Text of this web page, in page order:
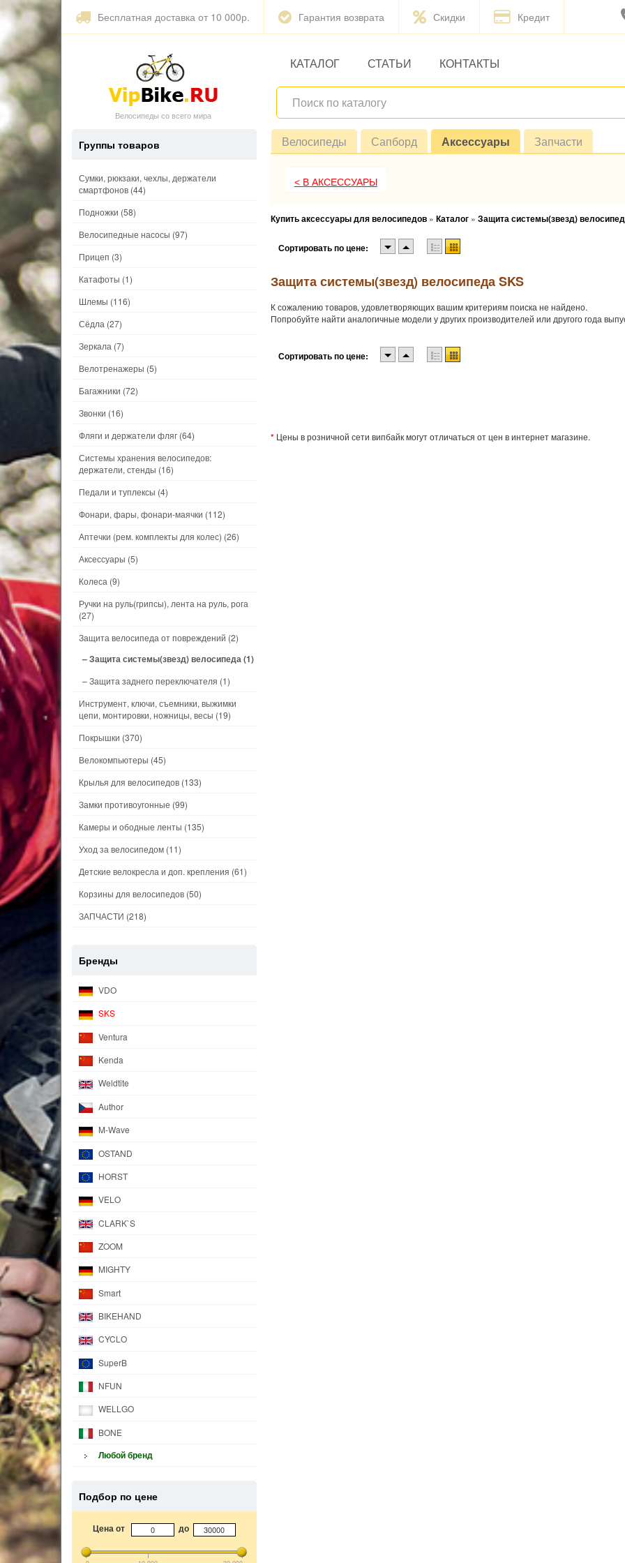
Бесплатная доставка от 10 000р. Гарантия возврата Скидки Кредит
Велосипеды со всего мира
КАТАЛОГ СТАТЬИ КОНТАКТЫ
Велосипеды Сапборд Аксессуары Запчасти
< В АКСЕССУАРЫ
Купить аксессуары для велосипедов » Каталог » Защита системы(звезд)
Сортировать по цене:
Защита системы(звезд) велосипеда SKS
К сожалению товаров, удовлетворяющих вашим критериям поиска не найдено.
Попробуйте найти аналогичные модели у других производителей или другого года
Сортировать по цене:
* Цены в розничной сети випбайк могут отличаться от цен в интернет магазине.
Группы товаров
Сумки, рюкзаки, чехлы, держатели
смартфонов (44)
Подножки (58)
Велосипедные насосы (97)
Прицеп (3)
Катафоты (1)
Шлемы (116)
Сёдла (27)
Зеркала (7)
Велотренажеры (5)
Багажники (72)
Звонки (16)
Фляги и держатели фляг (64)
Системы хранения велосипедов:
держатели, стенды (16)
Педали и туплексы (4)
Фонари, фары, фонари-маячки (112)
Аптечки (рем. комплекты для колес) (26)
Аксессуары (5)
Колеса (9)
Ручки на руль(грипсы), лента на руль, рога
(27)
Защита велосипеда от повреждений (2)
– Защита системы(звезд) велосипеда(1)
– Защита заднего переключателя (1)
Инструмент, ключи, съемники, выжимки
цепи, монтировки, ножницы, весы (19)
Покрышки (370)
Велокомпьютеры (45)
Крылья для велосипедов (133)
Замки противоугонные (99)
Камеры и ободные ленты (135)
Уход за велосипедом (11)
Детские велокресла и доп. крепления (61)
Корзины для велосипедов (50)
ЗАПЧАСТИ (218)
Бренды
VDO
SKS
Ventura
Kenda
Weldtite
Author
M-Wave
OSTAND
HORST
VELO
CLARK`S
ZOOM
MIGHTY
Smart
BIKEHAND
CYCLO
SuperB
NFUN
WELLGO
BONE
Любой бренд
Подбор по цене
Цена от до